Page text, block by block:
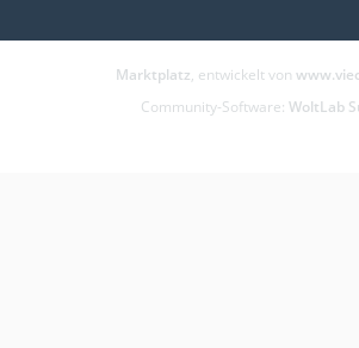
Marktplatz, entwickelt von
Community-Software: WoltLab